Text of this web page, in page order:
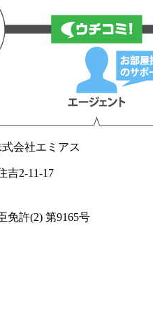
会社エミアス
吉2-11-17
免許(2) 第9165号